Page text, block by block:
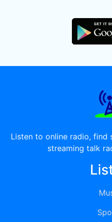
Listen to online radio, find
streaming talk